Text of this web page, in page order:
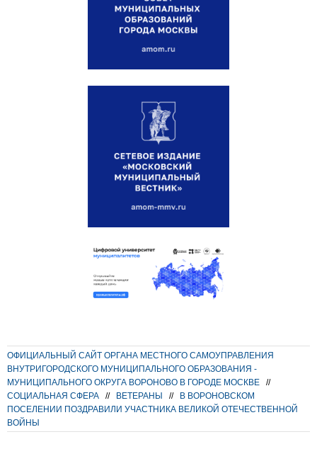
ОФИЦИАЛЬНЫЙ САЙТ ОРГАНА МЕСТНОГО САМОУПРАВЛЕНИЯ
ВНУТРИГОРОДСКОГО МУНИЦИПАЛЬНОГО ОБРАЗОВАНИЯ -
МУНИЦИПАЛЬНОГО ОКРУГА ВОРОНОВО В ГОРОДЕ МОСКВЕ
//
СОЦИАЛЬНАЯ СФЕРА
// ВЕТЕРАНЫ //
В ВОРОНОВСКОМ
ПОСЕЛЕНИИ ПОЗДРАВИЛИ УЧАСТНИКА ВЕЛИКОЙ ОТЕЧЕСТВЕННОЙ
ВОЙНЫ